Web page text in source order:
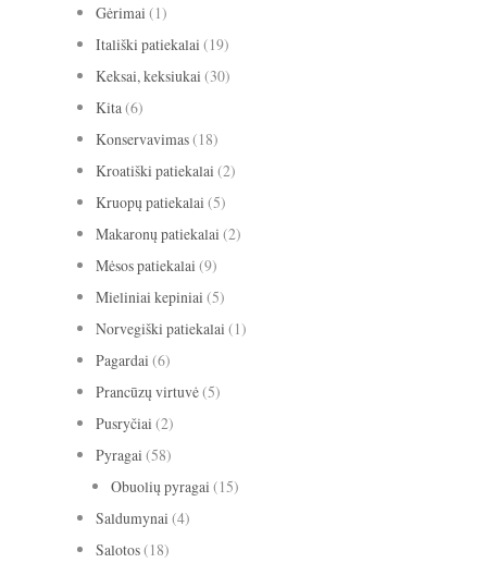
Gėrimai (1)
Itališki patiekalai (19)
Keksai, keksiukai (30)
Kita (6)
Konservavimas(18)
Kroatiški patiekalai (2)
Kruopų patiekalai (5)
Makaronų patiekalai (2)
Mėsos patiekalai (9)
Mieliniai kepiniai (5)
Norvegiški patiekalai (1)
Pagardai (6)
Prancūzų virtuvė(5)
Pusryčiai (2)
Pyragai (58)
Obuolių pyragai (15)
Saldumynai (4)
Salotos(18)